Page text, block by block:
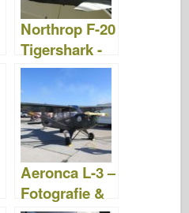
Northrop F-20
Tigershark -
Fotografie &
Video
Aeronca L-3 –
Fotografie &